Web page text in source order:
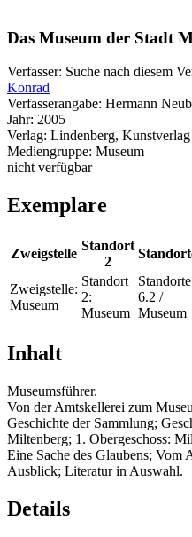
Das Museum der Stadt
Verfasser: Suche nach diesem
Konrad
Verfasserangabe: Hermann
Jahr: 2005
Verlag: Lindenberg,
Mediengruppe: Museum
nicht verfügbar
Exemplare
Zweigstelle
Standort
2
Zweigstelle:
Museum
Standort
2:
Museum
6.2 /
Museum
Inhalt
Museumsführer.
Von der Amtskellerei zum
Geschichte der Sammlung;
Miltenberg; 1. Obergeschoss:
Eine Sache des Glaubens;
Ausblick; Literatur in Auswahl.
Details